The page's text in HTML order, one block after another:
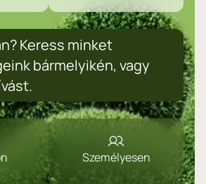
Keress minket
bármelyikén, vagy
Személyesen